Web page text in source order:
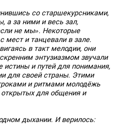
со старшекурсниками,
а за ними и весь зал,
не мы». Некоторые
мест и танцевали в зале.
в такт мелодии, они
энтузиазмом звучали
истины и путей для понимания,
для своей страны. Этими
и ритмами молодёжь
для общения и
дыхании. И верилось: